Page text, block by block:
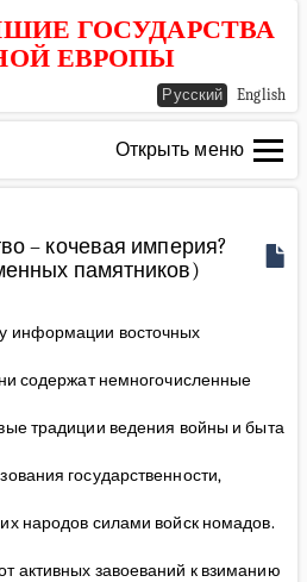
ГОСУДАРСТВА
ЕВРОПЫ
Русский English
Открыть меню
– кочевая империя?
памятников)
информации восточных
содержат немногочисленные
традиции ведения войны и быта
государственности,
народов силами войск номадов.
активных завоеваний к взиманию